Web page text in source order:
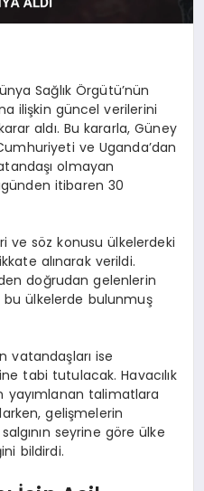
Sağlık Örgütü’nün
ilişkin güncel verilerini
aldı. Bu kararla, Güney
ve Uganda’dan
olmayan
itibaren 30
ve söz konusu ülkelerdeki
alınarak verildi.
doğrudan gelenlerin
bu ülkelerde bulunmuş
vatandaşları ise
tabi tutulacak. Havacılık
yayımlanan talimatlara
gelişmelerin
seyrine göre ülke
bildirdi.